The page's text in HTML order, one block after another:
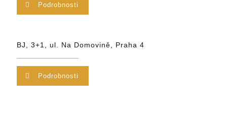
Podrobnosti
BJ, 3+1, ul. Na Domovině, Praha 4
Podrobnosti